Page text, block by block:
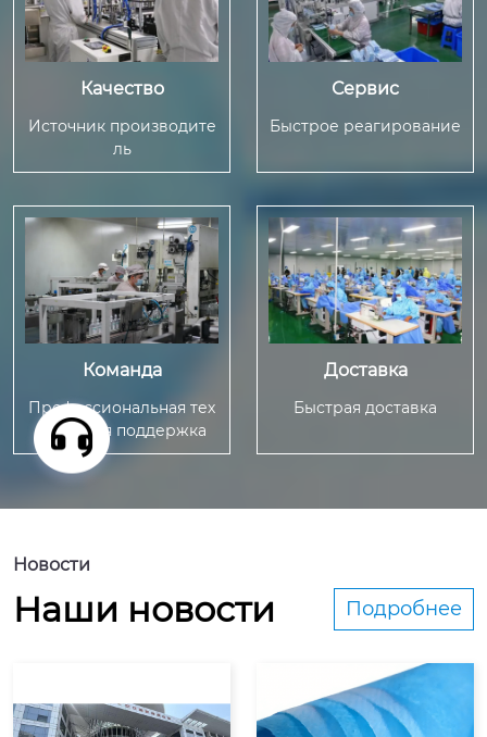
Качество
Источник производите
ль
Сервис
Быстрое реагирование
Команда
Профессиональная тех
ническая поддержка
Доставка
Быстрая доставка
Hовости
Hаши новости Подробнее